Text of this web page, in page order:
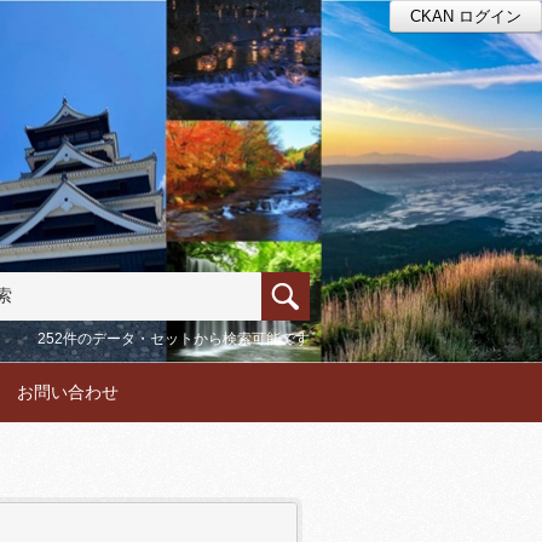
CKAN ログイン
252件のデータ・セットから検索可能です
お問い合わせ